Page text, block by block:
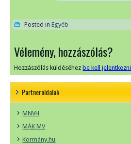
Posted in Egyéb
Vélemény, hozzászólás?
Hozzászólás küldéséhez be kell jelentkezni
Partneroldalak
MNVH
MÁK MV
Kormány.hu